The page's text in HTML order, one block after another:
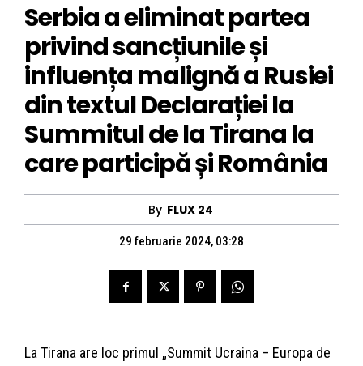
Serbia a eliminat partea
privind sancțiunile și
influența malignă a Rusiei
din textul Declarației la
Summitul de la Tirana la
care participă și România
By FLUX 24
29 februarie 2024, 03:28
La Tirana are loc primul „Summit Ucraina – Europa de